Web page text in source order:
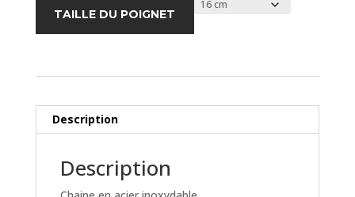
TAILLE DU POIGNET
Description
Description